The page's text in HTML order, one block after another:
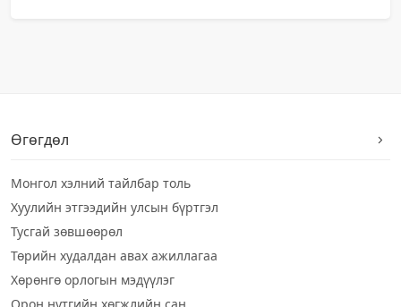
Өгөгдөл
Монгол хэлний тайлбар толь
Хуулийн этгээдийн улсын бүртгэл
Тусгай зөвшөөрөл
Төрийн худалдан авах ажиллагаа
Хөрөнгө орлогын мэдүүлэг